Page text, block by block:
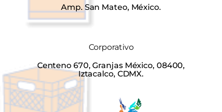
Amp. San Mateo, México.
Corporativo
Centeno 670, Granjas México, 08400,
Iztacalco, CDMX.